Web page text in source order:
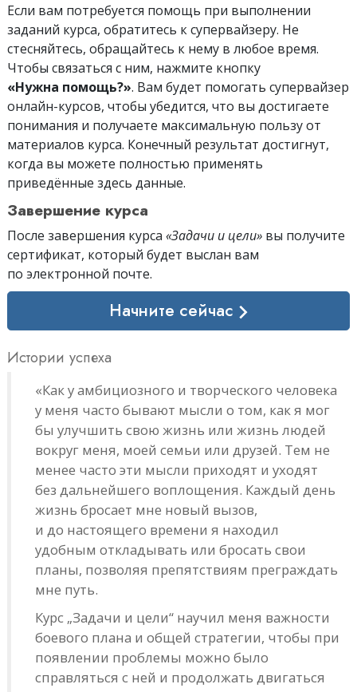
Если вам потребуется помощь при выполнении
заданий курса, обратитесь к супервайзеру. Не
стесняйтесь, обращайтесь к нему в любое время.
Чтобы связаться с ним, нажмите кнопку
«Нужна помощь?». Вам будет помогать супервайзер
онлайн-курсов, чтобы убедится, что вы достигаете
понимания и получаете максимальную пользу от
материалов курса. Конечный результат достигнут,
когда вы можете полностью применять
приведённые здесь данные.
Завершение курса
После завершения курса «Задачи и цели» вы получите
сертификат, который будет выслан вам
по электронной почте.
Начните сейчас
Истории успеха
«Как у амбициозного и творческого человека
у меня часто бывают мысли о том, как я мог
бы улучшить свою жизнь или жизнь людей
вокруг меня, моей семьи или друзей. Тем не
менее часто эти мысли приходят и уходят
без дальнейшего воплощения. Каждый день
жизнь бросает мне новый вызов,
и до настоящего времени я находил
удобным откладывать или бросать свои
планы, позволяя препятствиям преграждать
мне путь.
Курс „Задачи и цели“ научил меня важности
боевого плана и общей стратегии, чтобы при
появлении проблемы можно было
справляться с ней и продолжать двигаться